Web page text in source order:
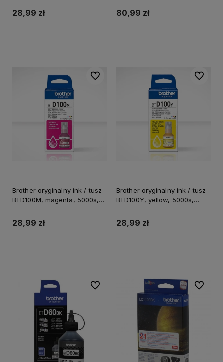
28,99 zł 80,99 zł
Brother oryginalny ink / tusz
BTD100M, magenta, 5000s,
28,99 zł
Do ulubionych
Brother oryginalny ink / tusz
BTD100Y, yellow, 5000s,
28,99 zł
Do
Do ulubionych Do